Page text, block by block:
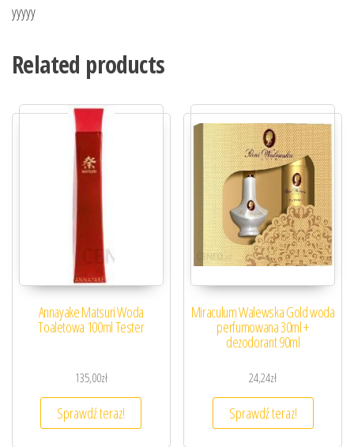
yyyyy
Related products
Annayake Matsuri Woda
Toaletowa 100ml Tester
135,00zł
Sprawdź teraz!
Miraculum Walewska Gold woda
perfumowana 30ml +
dezodorant 90ml
24,24zł
Sprawdź teraz!